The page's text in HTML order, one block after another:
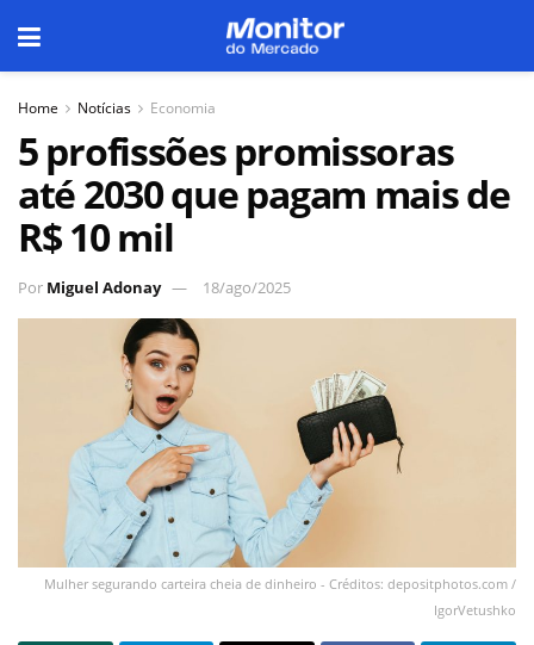
Home Notícias Economia
5 profissões promissoras
até 2030 que pagam mais de
R$ 10 mil
Por Miguel Adonay 18/ago/2025
Mulher segurando carteira cheia de dinheiro - Créditos: depositphotos.com /
IgorVetushko